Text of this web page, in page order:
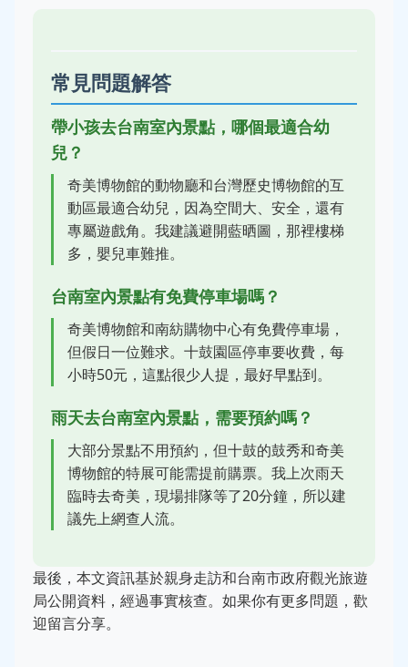
常見問題解答
帶小孩去台南室內景點，哪個最適合幼
兒？
奇美博物館的動物廳和台灣歷史博物館的互
動區最適合幼兒，因為空間大、安全，還有
專屬遊戲角。我建議避開藍晒圖，那裡樓梯
多，嬰兒車難推。
台南室內景點有免費停車場嗎？
奇美博物館和南紡購物中心有免費停車場，
但假日一位難求。十鼓園區停車要收費，每
小時50元，這點很少人提，最好早點到。
雨天去台南室內景點，需要預約嗎？
大部分景點不用預約，但十鼓的鼓秀和奇美
博物館的特展可能需提前購票。我上次雨天
臨時去奇美，現場排隊等了20分鐘，所以建
議先上網查人流。
最後，本文資訊基於親身走訪和台南市政府觀光旅遊
局公開資料，經過事實核查。如果你有更多問題，歡
迎留言分享。